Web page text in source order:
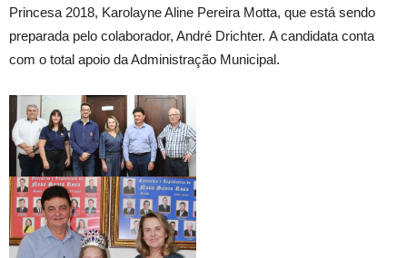
Princesa 2018, Karolayne Aline Pereira Motta, que está sendo
preparada pelo colaborador, André Drichter. A candidata conta
com o total apoio da Administração Municipal.